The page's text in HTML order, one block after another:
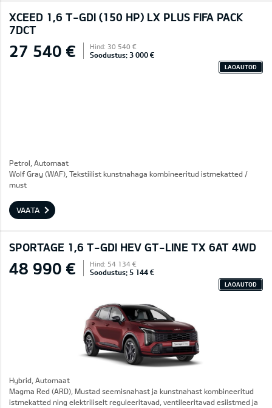
XCEED 1,6 T-GDI (150 HP) LX PLUS FIFA PACK
7DCT
27 540 € Hind: 30 540 €
Soodustus: 3 000 €
LAOAUTOD
Petrol, Automaat
Wolf Gray (WAF), Tekstiilist kunstnahaga kombineeritud istmekatted /
must
VAATA
SPORTAGE 1,6 T-GDI HEV GT-LINE TX 6AT 4WD
48 990 € Hind: 54 134 €
Soodustus: 5 144 €
LAOAUTOD
Hybrid, Automaat
Magma Red (ARD), Mustad seemisnahast ja kunstnahast kombineeritud
istmekatted ning elektriliselt reguleeritavad, ventileeritavad esiistmed ja